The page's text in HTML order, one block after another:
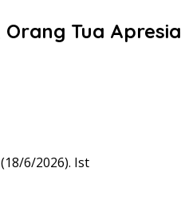
Tua
6/2026). Ist